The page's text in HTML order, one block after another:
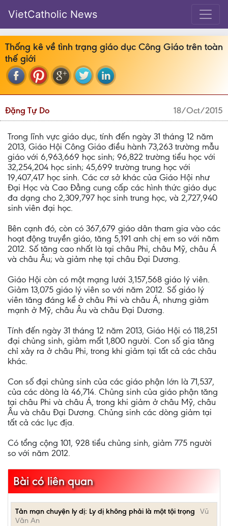
VietCatholic News
Thống kê về tình trạng giáo dục Công Giáo trên toàn
thế giới
Đặng Tự Do 18/Oct/2015
Trong lĩnh vực giáo dục, tính đến ngày 31 tháng 12 năm
2013, Giáo Hội Công Giáo điều hành 73,263 trường mẫu
giáo với 6,963,669 học sinh; 96,822 trường tiểu học với
32,254,204 học sinh; 45,699 trường trung học với
19,407,417 học sinh. Các cơ sở khác của Giáo Hội như
Đại Học và Cao Đẳng cung cấp các hình thức giáo dục
đa dạng cho 2,309,797 học sinh trung học, và 2,727,940
sinh viên đại học.
Bên cạnh đó, còn có 367,679 giáo dân tham gia vào các
hoạt động truyền giáo, tăng 5,191 anh chị em so với năm
2012. Số tăng cao nhất là tại châu Phi, châu Mỹ, châu Á
và châu Âu; và giảm nhẹ tại châu Đại Dương.
Giáo Hội còn có một mạng lưới 3,157,568 giáo lý viên.
Giảm 13,075 giáo lý viên so với năm 2012. Số giáo lý
viên tăng đáng kể ở châu Phi và châu Á, nhưng giảm
mạnh ở Mỹ, châu Âu và châu Đại Dương.
Tính đến ngày 31 tháng 12 năm 2013, Giáo Hội có 118,251
đại chủng sinh, giảm mất 1,800 người. Con số gia tăng
chỉ xảy ra ở châu Phi, trong khi giảm tại tất cả các châu
khác.
Con số đại chủng sinh của các giáo phận lớn là 71,537,
của các dòng là 46,714. Chủng sinh của giáo phận tăng
tại châu Phi và châu Á, trong khi giảm ở châu Mỹ, châu
Âu và châu Đại Dương. Chủng sinh các dòng giảm tại
tất cả các lục địa.
Có tổng cộng 101, 928 tiểu chủng sinh, giảm 775 người
so với năm 2012.
Bài có liên quan
Tản mạn chuyện ly dị: Ly dị không phải là một tội trọng
Vũ
Văn An